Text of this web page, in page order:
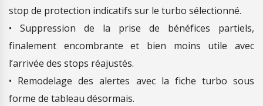
stop de protection indicatifs sur le turbo sélectionné.
• Suppression de la prise de bénéfices partiels,
finalement encombrante et bien moins utile avec
l’arrivée des stops réajustés.
• Remodelage des alertes avec la fiche turbo sous
forme de tableau désormais.